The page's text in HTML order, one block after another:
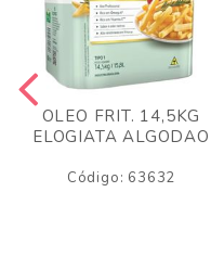
OLEO FRIT. 14,5KG
ELOGIATA ALGODAO
Código: 63632